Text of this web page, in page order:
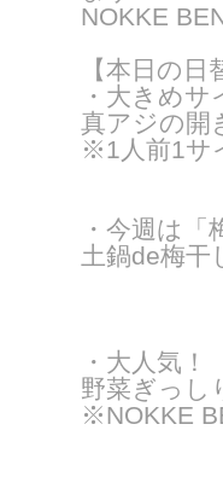
NOKKE
【本日の
・大きめサ
真アジの開
※1人前1サ
・今週は
土鍋de梅干
・大人気！
野菜ぎっし
※NOKKE